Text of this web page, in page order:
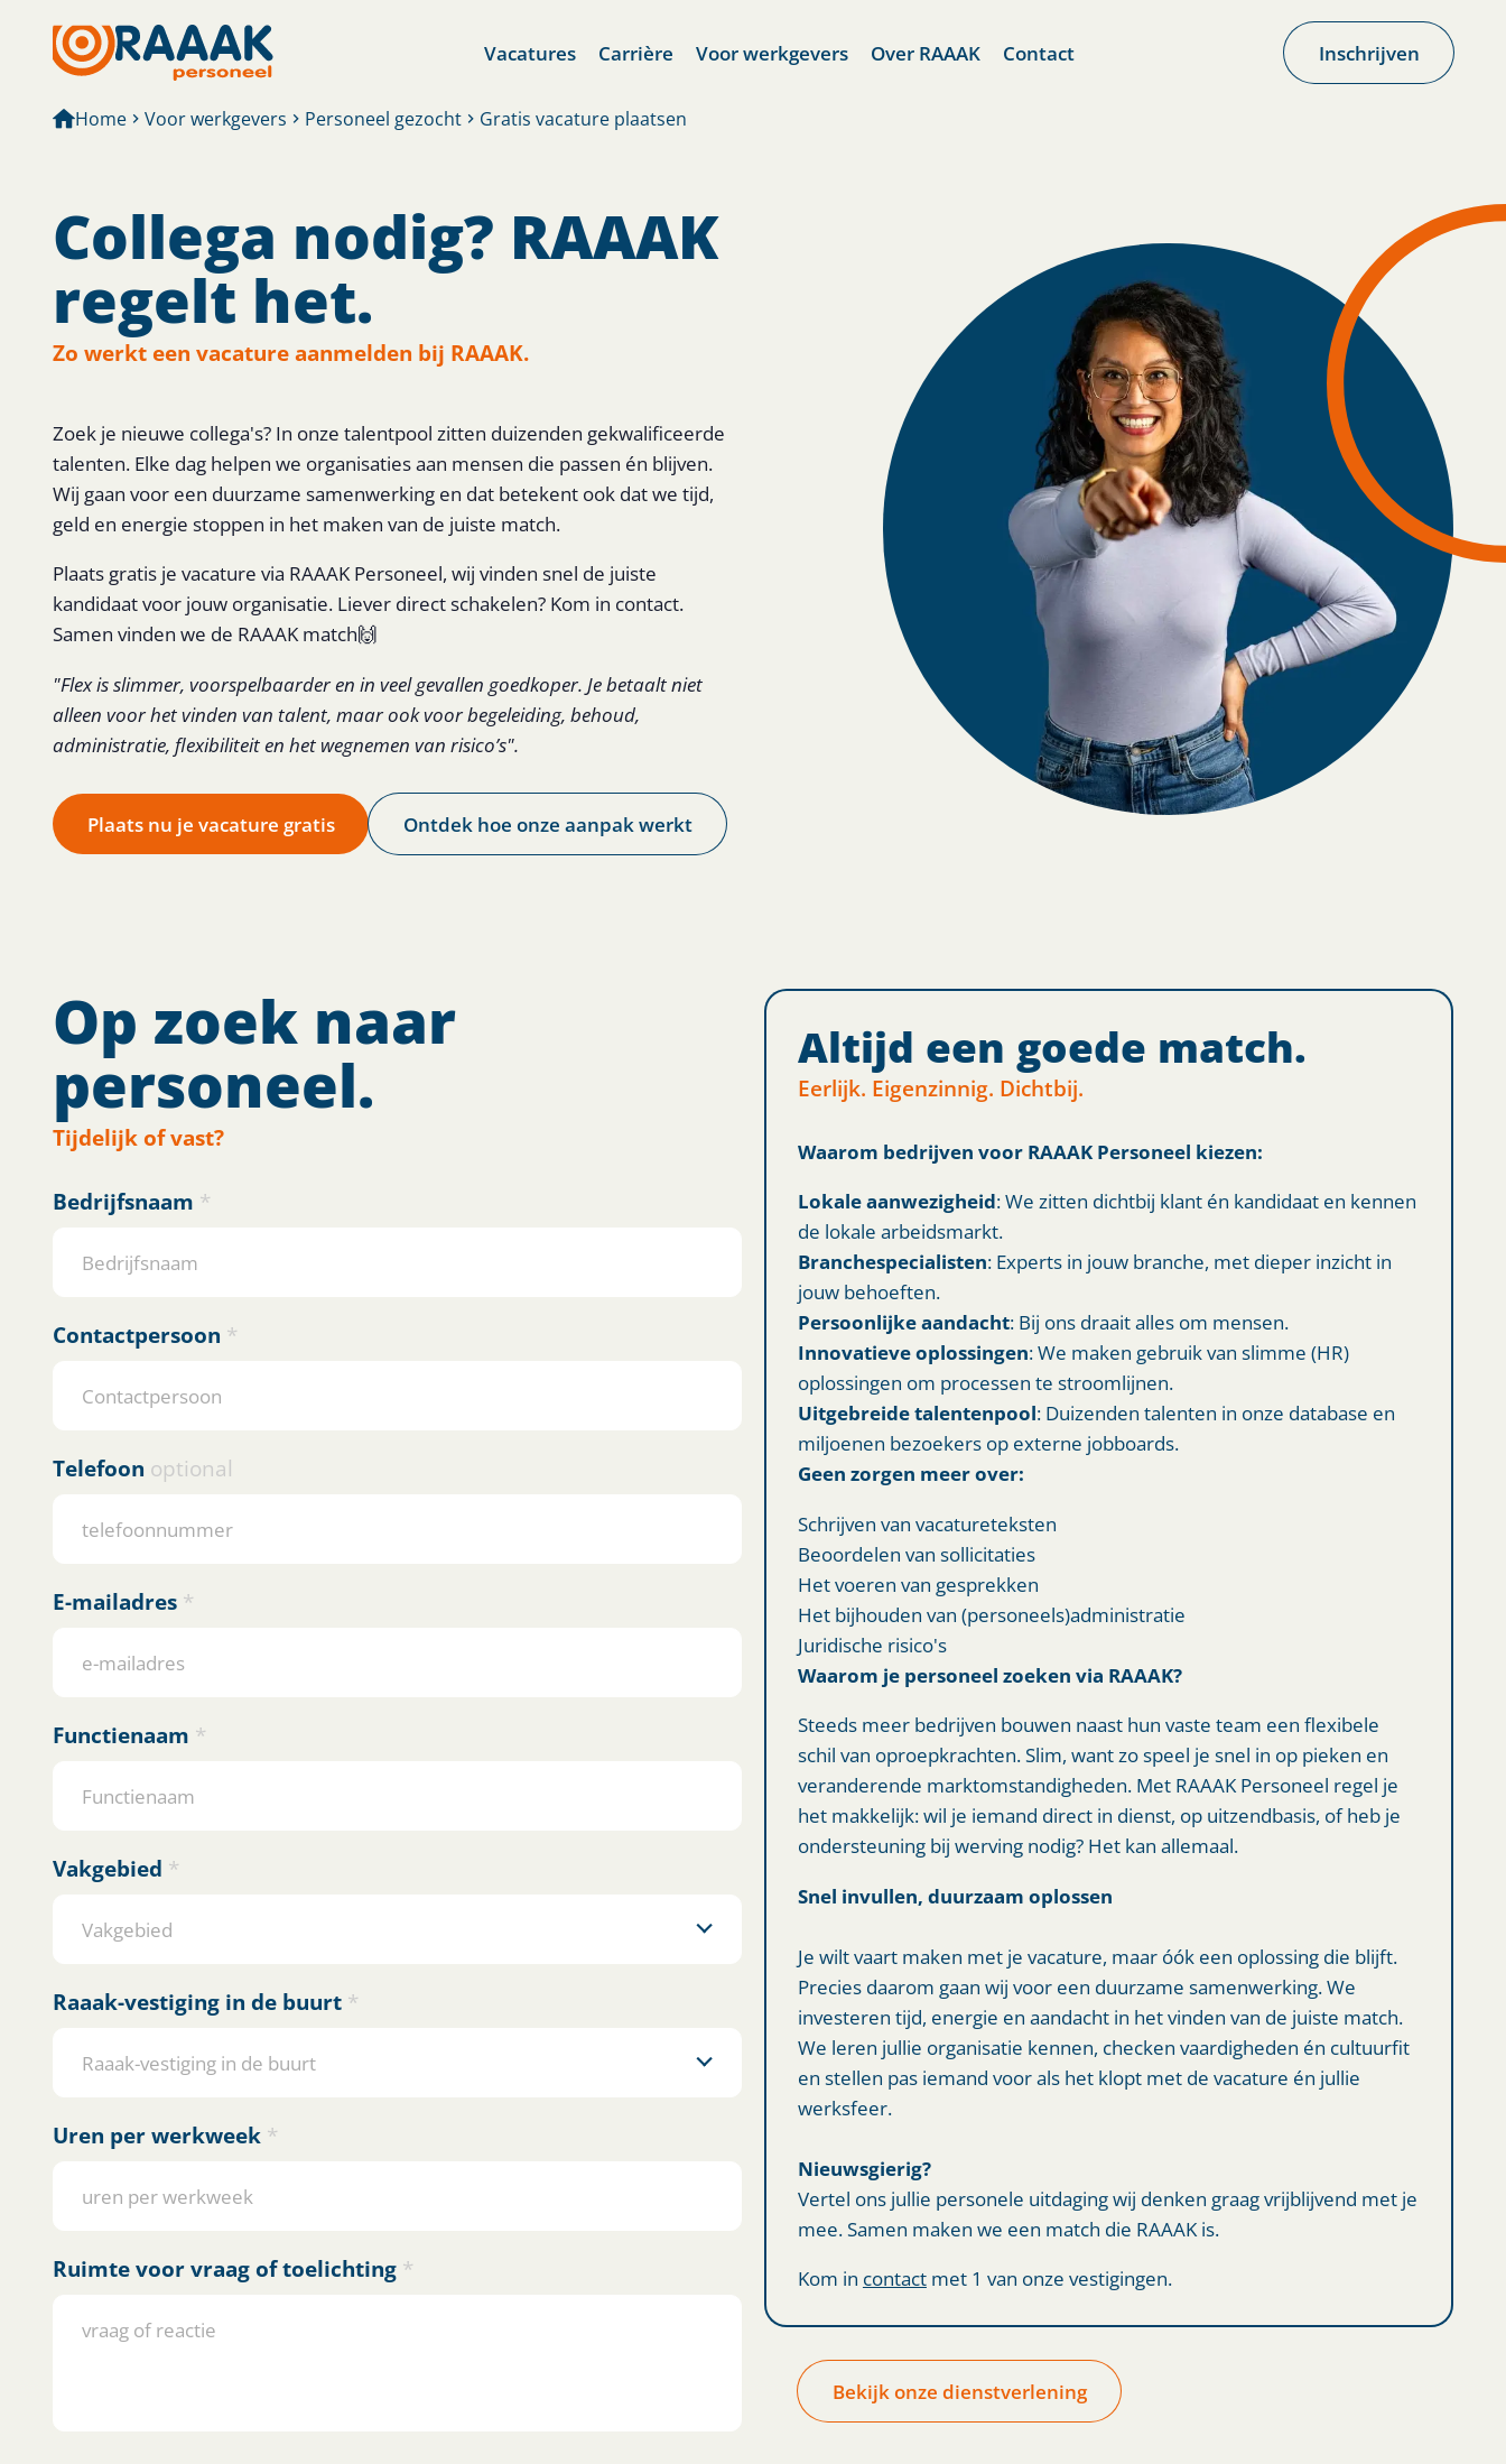
Vacatures Carrière Voor werkgevers Over RAAAK Contact Inschrijven
Home Voor werkgevers Personeel gezocht Gratis vacature plaatsen
Collega nodig? RAAAK
regelt het.
Zo werkt een vacature aanmelden bij RAAAK.
Zoek je nieuwe collega's? In onze talentpool zitten duizenden gekwalificeerde
talenten. Elke dag helpen we organisaties aan mensen die passen én blijven.
Wij gaan voor een duurzame samenwerking en dat betekent ook dat we tijd,
geld en energie stoppen in het maken van de juiste match.
Plaats gratis je vacature via RAAAK Personeel, wij vinden snel de juiste
kandidaat voor jouw organisatie. Liever direct schakelen? Kom in contact.
Samen vinden we de RAAAK match🙌
"Flex is slimmer, voorspelbaarder en in veel gevallen goedkoper. Je betaalt niet
alleen voor het vinden van talent, maar ook voor begeleiding, behoud,
administratie, flexibiliteit en het wegnemen van risico’s".
Plaats nu je vacature gratis Ontdek hoe onze aanpak werkt
Op zoek naar
personeel.
Tijdelijk of vast?
Bedrijfsnaam *
Contactpersoon *
Telefoon optional
E-mailadres *
Functienaam *
Vakgebied *
Vakgebied
Raaak-vestiging in de buurt *
Raaak-vestiging in de buurt
Uren per werkweek *
Ruimte voor vraag of toelichting *
Altijd een goede match.
Eerlijk. Eigenzinnig. Dichtbij.
Waarom bedrijven voor RAAAK Personeel kiezen:
Lokale aanwezigheid: We zitten dichtbij klant én kandidaat en kennen
de lokale arbeidsmarkt.
Branchespecialisten: Experts in jouw branche, met dieper inzicht in
jouw behoeften.
Persoonlijke aandacht: Bij ons draait alles om mensen.
Innovatieve oplossingen: We maken gebruik van slimme (HR)
oplossingen om processen te stroomlijnen.
Uitgebreide talentenpool: Duizenden talenten in onze database en
miljoenen bezoekers op externe jobboards.
Geen zorgen meer over:
Schrijven van vacatureteksten
Beoordelen van sollicitaties
Het voeren van gesprekken
Het bijhouden van (personeels)administratie
Juridische risico's
Waarom je personeel zoeken via RAAAK?
Steeds meer bedrijven bouwen naast hun vaste team een flexibele
schil van oproepkrachten. Slim, want zo speel je snel in op pieken en
veranderende marktomstandigheden. Met RAAAK Personeel regel je
het makkelijk: wil je iemand direct in dienst, op uitzendbasis, of heb je
ondersteuning bij werving nodig? Het kan allemaal.
Snel invullen, duurzaam oplossen
Je wilt vaart maken met je vacature, maar óók een oplossing die blijft.
Precies daarom gaan wij voor een duurzame samenwerking. We
investeren tijd, energie en aandacht in het vinden van de juiste match.
We leren jullie organisatie kennen, checken vaardigheden én cultuurfit
en stellen pas iemand voor als het klopt met de vacature én jullie
werksfeer.
Nieuwsgierig?
Vertel ons jullie personele uitdaging wij denken graag vrijblijvend met je
mee. Samen maken we een match die RAAAK is.
Kom in contactmet 1 van onze vestigingen.
Bekijk onze dienstverlening